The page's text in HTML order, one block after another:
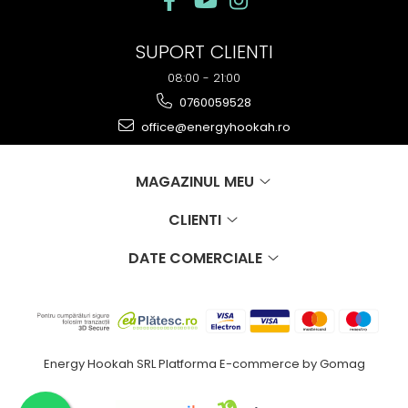
SUPORT CLIENTI
08:00 - 21:00
0760059528
office@energyhookah.ro
MAGAZINUL MEU
CLIENTI
DATE COMERCIALE
Energy Hookah SRLPlatforma E-commerce by Gomag